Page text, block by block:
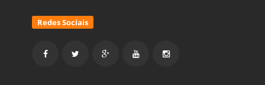
Redes Sociais